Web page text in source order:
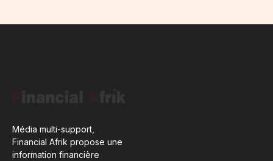
Média multi-support,
Financial Afrik propose une
information financière